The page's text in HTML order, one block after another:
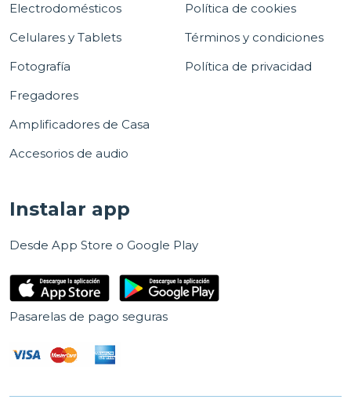
Electrodomésticos
Celulares y Tablets
Fotografía
Fregadores
Amplificadores de Casa
Accesorios de audio
Política de cookies
Términos y condiciones
Política de privacidad
Instalar app
Desde App Store o Google Play
Pasarelas de pago seguras